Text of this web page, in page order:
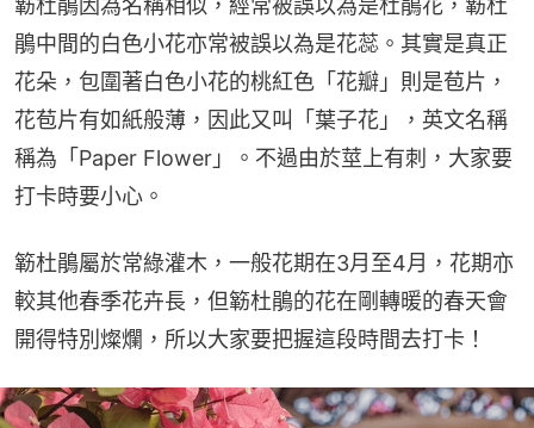
簕杜鵑因為名稱相似，經常被誤以為是杜鵑花，簕杜
鵑中間的白色小花亦常被誤以為是花蕊。其實是真正
花朵，包圍著白色小花的桃紅色「花瓣」則是苞片，
花苞片有如紙般薄，因此又叫「葉子花」，英文名稱
稱為「Paper Flower」。不過由於莖上有刺，大家要
打卡時要小心。
簕杜鵑屬於常綠灌木，一般花期在3月至4月，花期亦
較其他春季花卉長，但簕杜鵑的花在剛轉暖的春天會
開得特別燦爛，所以大家要把握這段時間去打卡！